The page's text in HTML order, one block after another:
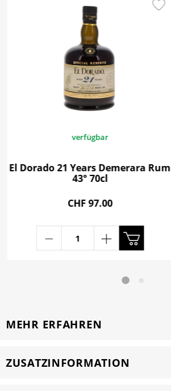
verfügbar
El Dorado 21 Years Demerara Rum
43° 70cl
CHF 97.00
MEHR ERFAHREN
ZUSATZINFORMATION